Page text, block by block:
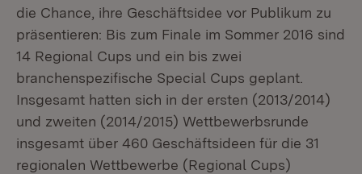
die Chance, ihre Geschäftsidee vor Publikum zu
präsentieren: Bis zum Finale im Sommer 2016 sind
14 Regional Cups und ein bis zwei
branchenspezifische Special Cups geplant.
Insgesamt hatten sich in der ersten (2013/2014)
und zweiten (2014/2015) Wettbewerbsrunde
insgesamt über 460 Geschäftsideen für die 31
regionalen Wettbewerbe (Regional Cups)